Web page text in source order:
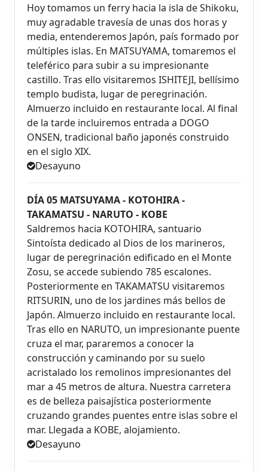
Hoy tomamos un ferry hacia la isla de Shikoku,
muy agradable travesía de unas dos horas y
media, entenderemos Japón, país formado por
múltiples islas. En MATSUYAMA, tomaremos el
teleférico para subir a su impresionante
castillo. Tras ello visitaremos ISHITEJI, bellísimo
templo budista, lugar de peregrinación.
Almuerzo incluido en restaurante local. Al final
de la tarde incluiremos entrada a DOGO
ONSEN, tradicional baño japonés construido
en el siglo XIX.
Desayuno
DÍA 05 MATSUYAMA - KOTOHIRA -
TAKAMATSU - NARUTO - KOBE
Saldremos hacia KOTOHIRA, santuario
Sintoísta dedicado al Dios de los marineros,
lugar de peregrinación edificado en el Monte
Zosu, se accede subiendo 785 escalones.
Posteriormente en TAKAMATSU visitaremos
RITSURIN, uno de los jardines más bellos de
Japón. Almuerzo incluido en restaurante local.
Tras ello en NARUTO, un impresionante puente
cruza el mar, pararemos a conocer la
construcción y caminando por su suelo
acristalado los remolinos impresionantes del
mar a 45 metros de altura. Nuestra carretera
es de belleza paisajística posteriormente
cruzando grandes puentes entre islas sobre el
mar. Llegada a KOBE, alojamiento.
Desayuno